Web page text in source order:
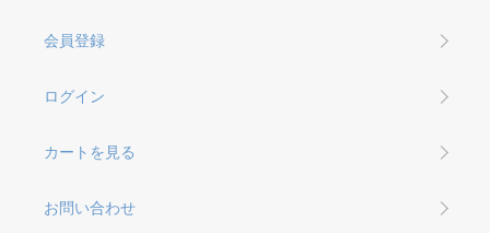
会員登録
ログイン
カートを見る
お問い合わせ